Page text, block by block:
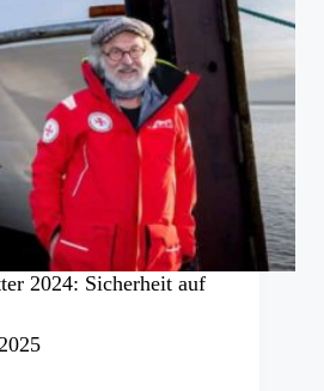
2024: Sicherheit auf